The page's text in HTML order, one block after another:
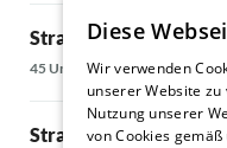
Strandurlaub in
45 Unterkünfte
Strandurlaub am
Diese
Wir verwenden
unserer Website
Nutzung unserer
von Cookies